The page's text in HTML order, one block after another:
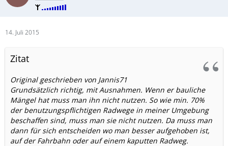
14. Juli 2015
Zitat
Original geschrieben von Jannis71
Grundsätzlich richtig, mit Ausnahmen. Wenn er bauliche
Mängel hat muss man ihn nicht nutzen. So wie min. 70%
der benutzungspflichtigen Radwege in meiner Umgebung
beschaffen sind, muss man sie nicht nutzen. Da muss man
dann für sich entscheiden wo man besser aufgehoben ist,
auf der Fahrbahn oder auf einem kaputten Radweg.